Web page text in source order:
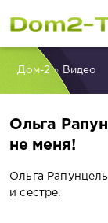
Дом-2» Видео
Ольга
не меня!
Ольга
и сестре.